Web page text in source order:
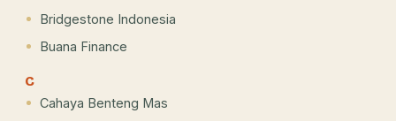
Bridgestone Indonesia
Buana Finance
C
Cahaya Benteng Mas